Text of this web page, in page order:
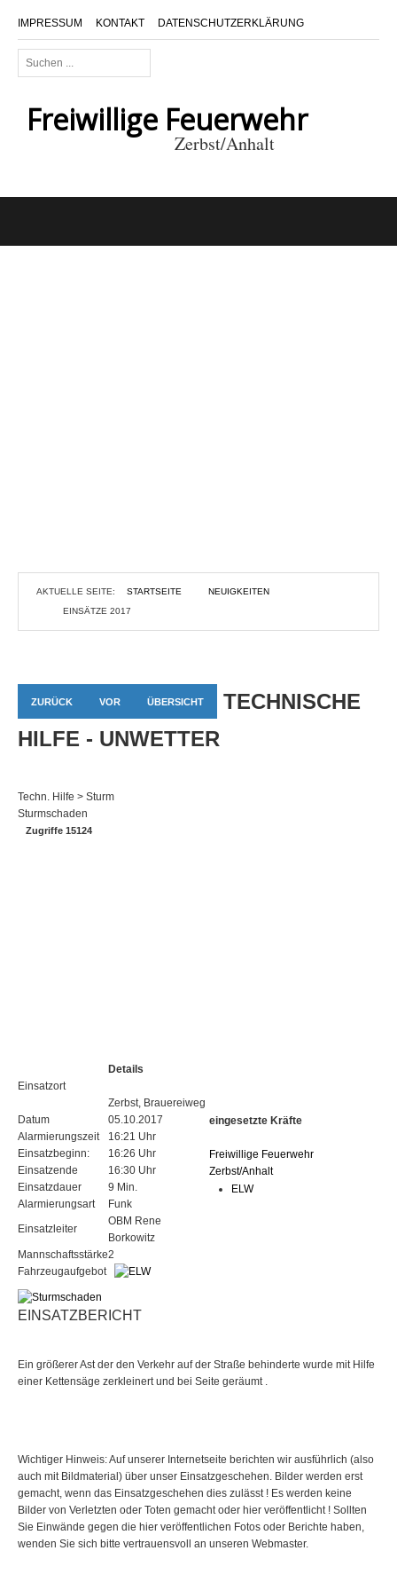
IMPRESSUM KONTAKT DATENSCHUTZERKLÄRUNG
Suchen
...
Freiwillige Feuerwehr
Zerbst/Anhalt
AKTUELLE SEITE: STARTSEITE
NEUIGKEITEN
EINSÄTZE 2017
ZURÜCK VOR ÜBERSICHT
TECHNISCHE
HILFE - UNWETTER
Techn. Hilfe > Sturm
Sturmschaden
Zugriffe 15124
Einsatzort
Details
Zerbst, Brauereiweg
Datum
05.10.2017
Alarmierungszeit
16:21 Uhr
Einsatzbeginn:
16:26 Uhr
Einsatzende
16:30 Uhr
Einsatzdauer
9 Min.
Alarmierungsart
Funk
Einsatzleiter
OBM Rene
Borkowitz
Mannschaftsstärke2
eingesetzte Kräfte
Freiwillige Feuerwehr
Zerbst/Anhalt
ELW
Fahrzeugaufgebot
EINSATZBERICHT
Ein größerer Ast der den Verkehr auf der Straße behinderte wurde mit Hilfe
einer Kettensäge zerkleinert und bei Seite geräumt .
Wichtiger Hinweis: Auf unserer Internetseite berichten wir ausführlich (also
auch mit Bildmaterial) über unser Einsatzgeschehen. Bilder werden erst
gemacht, wenn das Einsatzgeschehen dies zulässt ! Es werden keine
Bilder von Verletzten oder Toten gemacht oder hier veröffentlicht ! Sollten
Sie Einwände gegen die hier veröffentlichen Fotos oder Berichte haben,
wenden Sie sich bitte vertrauensvoll an unseren Webmaster.